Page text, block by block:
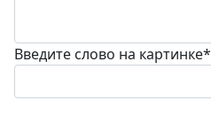
Введите слово на картинке*